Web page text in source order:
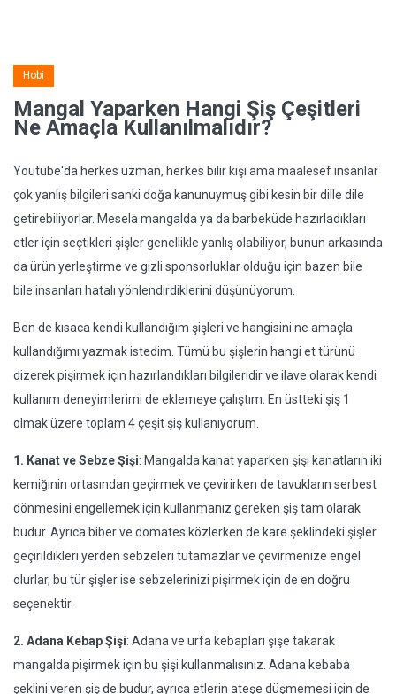
Hobi
Mangal Yaparken Hangi Şiş Çeşitleri
Ne Amaçla Kullanılmalıdır?
Youtube'da herkes uzman, herkes bilir kişi ama maalesef insanlar
çok yanlış bilgileri sanki doğa kanunuymuş gibi kesin bir dille dile
getirebiliyorlar. Mesela mangalda ya da barbeküde hazırladıkları
etler için seçtikleri şişler genellikle yanlış olabiliyor, bunun arkasında
da ürün yerleştirme ve gizli sponsorluklar olduğu için bazen bile
bile insanları hatalı yönlendirdiklerini düşünüyorum.
Ben de kısaca kendi kullandığım şişleri ve hangisini ne amaçla
kullandığımı yazmak istedim. Tümü bu şişlerin hangi et türünü
dizerek pişirmek için hazırlandıkları bilgileridir ve ilave olarak kendi
kullanım deneyimlerimi de eklemeye çalıştım. En üstteki şiş 1
olmak üzere toplam 4 çeşit şiş kullanıyorum.
1. Kanat ve Sebze Şişi: Mangalda kanat yaparken şişi kanatların iki
kemiğinin ortasından geçirmek ve çevirirken de tavukların serbest
dönmesini engellemek için kullanmanız gereken şiş tam olarak
budur. Ayrıca biber ve domates közlerken de kare şeklindeki şişler
geçirildikleri yerden sebzeleri tutamazlar ve çevirmenize engel
olurlar, bu tür şişler ise sebzelerinizi pişirmek için de en doğru
seçenektir.
2. Adana Kebap Şişi: Adana ve urfa kebapları şişe takarak
mangalda pişirmek için bu şişi kullanmalısınız. Adana kebaba
şeklini veren şiş de budur, ayrıca etlerin ateşe düşmemesi için de